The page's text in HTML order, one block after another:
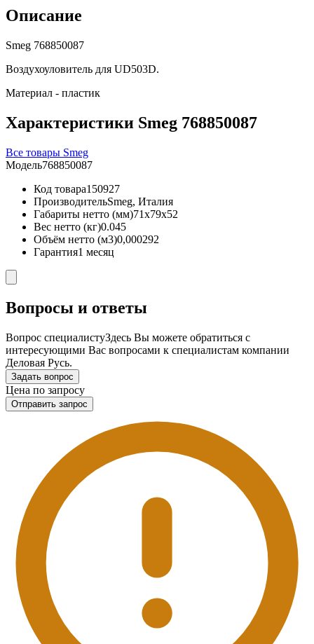
Описание
Smeg 768850087
Воздухоуловитель для UD503D.
Материал - пластик
Характеристики Smeg 768850087
Все товары Smeg
Модель768850087
Код товара150927
ПроизводительSmeg, Италия
Габариты нетто (мм)71x79x52
Вес нетто (кг)0.045
Объём нетто (м3)0,000292
Гарантия1 месяц
Вопросы и ответы
Вопрос специалистуЗдесь Вы можете обратиться с
интересующими Вас вопросами к специалистам компании
Деловая Русь.
Задать вопрос
Цена по запросу
Отправить запрос